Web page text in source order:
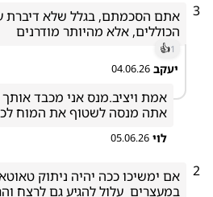
3
הכוללים, אלא מהיותר מודרנים
👍1
יעקב 04.06.26
אתה מנסה לשטוף את המוח
לוי 05.06.26
2